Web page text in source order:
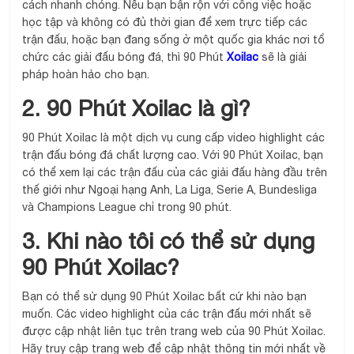
cách nhanh chóng. Nếu bạn bận rộn với công việc hoặc
học tập và không có đủ thời gian để xem trực tiếp các
trận đấu, hoặc bạn đang sống ở một quốc gia khác nơi tổ
chức các giải đấu bóng đá, thì 90 PhútXoilac sẽ là giải
pháp hoàn hảo cho bạn.
2. 90 Phút Xoilac là gì?
90 Phút Xoilac là một dịch vụ cung cấp video highlight các
trận đấu bóng đá chất lượng cao. Với 90 Phút Xoilac, bạn
có thể xem lại các trận đấu của các giải đấu hàng đầu trên
thế giới như Ngoại hạng Anh, La Liga, Serie A, Bundesliga
và Champions League chỉ trong 90 phút.
3. Khi nào tôi có thể sử dụng
90 Phút Xoilac?
Bạn có thể sử dụng 90 Phút Xoilac bất cứ khi nào bạn
muốn. Các video highlight của các trận đấu mới nhất sẽ
được cập nhật liên tục trên trang web của 90 Phút Xoilac.
Hãy truy cập trang web để cập nhật thông tin mới nhất về